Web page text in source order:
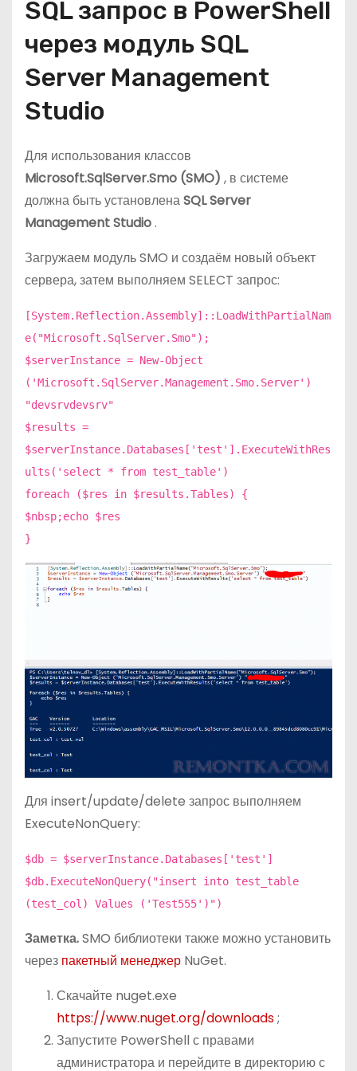
SQL запрос в PowerShell
через модуль SQL
Server Management
Studio
Для использования классов
Microsoft.SqlServer.Smo (SMO) , в системе
должна быть установленаSQL Server
Management Studio.
Загружаем модуль SMO и создаём новый объект
сервера, затем выполняем SELECT запрос:
[System.Reflection.Assembly]::LoadWithPartialNam
e("Microsoft.SqlServer.Smo");
$serverInstance = New-Object
('Microsoft.SqlServer.Management.Smo.Server')
"devsrvdevsrv"
$results =
$serverInstance.Databases['test'].ExecuteWithRes
ults('select * from test_table')
foreach ($res in $results.Tables) {
$nbsp;echo $res
}
Для insert/update/delete запрос выполняем
ExecuteNonQuery:
$db = $serverInstance.Databases['test']
$db.ExecuteNonQuery("insert into test_table
(test_col) Values ('Test555')")
Заметка.SMO библиотеки также можно установить
через пакетный менеджер NuGet.
Скачайте nuget.exe
https://www.nuget.org/downloads;
Запустите PowerShell с правами
администратора и перейдите в директорию с